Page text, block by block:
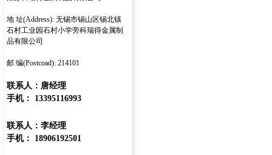
地 址(Address): 无锡市锡山区锡北镇
石村工业园石村小学旁科瑞得金属制
品有限公司
邮 编(Postcoad): 214101
联系人：唐经理
手机： 13395116993
联系人：李经理
手机： 18906192501